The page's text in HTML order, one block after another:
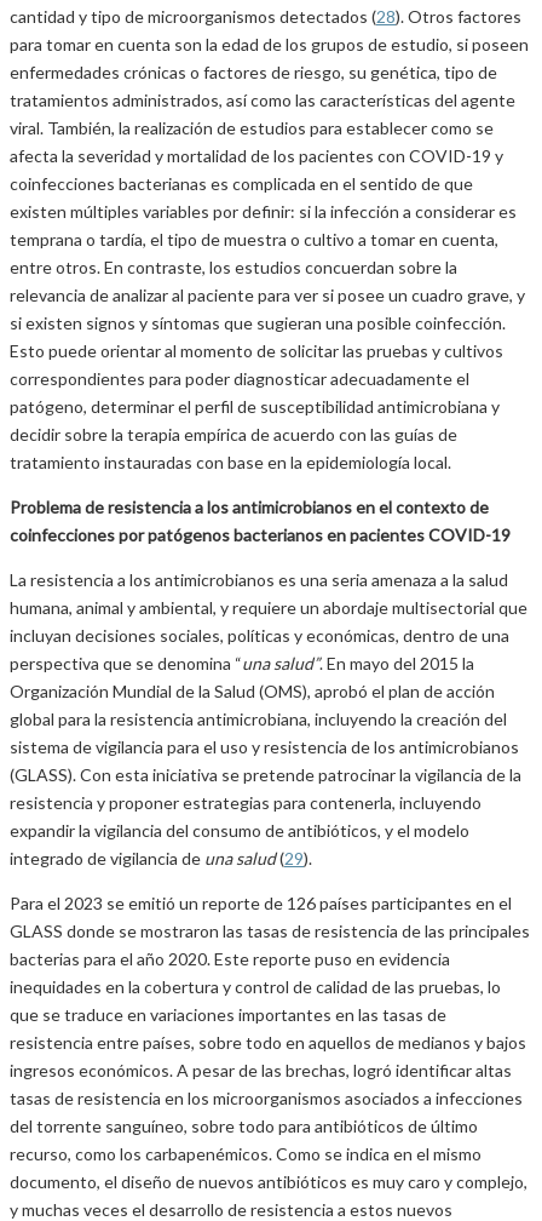
cantidad y tipo de microorganismos detectados (28). Otros factores
para tomar en cuenta son la edad de los grupos de estudio, si poseen
enfermedades crónicas o factores de riesgo, su genética, tipo de
tratamientos administrados, así como las características del agente
viral. También, la realización de estudios para establecer como se
afecta la severidad y mortalidad de los pacientes con COVID-19 y
coinfecciones bacterianas es complicada en el sentido de que
existen múltiples variables por definir: si la infección a considerar es
temprana o tardía, el tipo de muestra o cultivo a tomar en cuenta,
entre otros. En contraste, los estudios concuerdan sobre la
relevancia de analizar al paciente para ver si posee un cuadro grave, y
si existen signos y síntomas que sugieran una posible coinfección.
Esto puede orientar al momento de solicitar las pruebas y cultivos
correspondientes para poder diagnosticar adecuadamente el
patógeno, determinar el perfil de susceptibilidad antimicrobiana y
decidir sobre la terapia empírica de acuerdo con las guías de
tratamiento instauradas con base en la epidemiología local.
Problema de resistencia a los antimicrobianos en el contexto de
coinfecciones por patógenos bacterianos en pacientes COVID-19
La resistencia a los antimicrobianos es una seria amenaza a la salud
humana, animal y ambiental, y requiere un abordaje multisectorial que
incluyan decisiones sociales, políticas y económicas, dentro de una
perspectiva que se denomina “una salud”. En mayo del 2015 la
Organización Mundial de la Salud (OMS), aprobó el plan de acción
global para la resistencia antimicrobiana, incluyendo la creación del
sistema de vigilancia para el uso y resistencia de los antimicrobianos
(GLASS). Con esta iniciativa se pretende patrocinar la vigilancia de la
resistencia y proponer estrategias para contenerla, incluyendo
expandir la vigilancia del consumo de antibióticos, y el modelo
integrado de vigilancia de una salud(29).
Para el 2023 se emitió un reporte de 126 países participantes en el
GLASS donde se mostraron las tasas de resistencia de las principales
bacterias para el año 2020. Este reporte puso en evidencia
inequidades en la cobertura y control de calidad de las pruebas, lo
que se traduce en variaciones importantes en las tasas de
resistencia entre países, sobre todo en aquellos de medianos y bajos
ingresos económicos. A pesar de las brechas, logró identificar altas
tasas de resistencia en los microorganismos asociados a infecciones
del torrente sanguíneo, sobre todo para antibióticos de último
recurso, como los carbapenémicos. Como se indica en el mismo
documento, el diseño de nuevos antibióticos es muy caro y complejo,
y muchas veces el desarrollo de resistencia a estos nuevos